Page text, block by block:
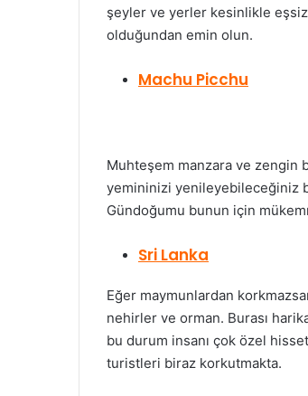
şeyler ve yerler kesinlikle eşsiz.
olduğundan emin olun.
Machu Picchu
Muhteşem manzara ve
yemininizi yenileyebileceğiniz
Gündoğumu bunun için
Sri Lanka
Eğer maymunlardan
nehirler ve orman. Burası
bu durum insanı çok özel
turistleri biraz korkutmakta.